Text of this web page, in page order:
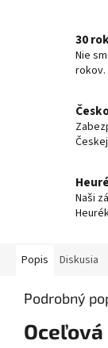
30
Nie
rokov.
Naši
Popis Diskusia
Podrobný